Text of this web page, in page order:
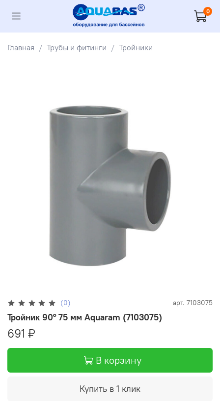
0
Главная Трубы и фитинги Тройники
(0) арт. 7103075
Тройник 90° 75 мм Aquaram (7103075)
691 ₽
В корзину
Купить в 1 клик